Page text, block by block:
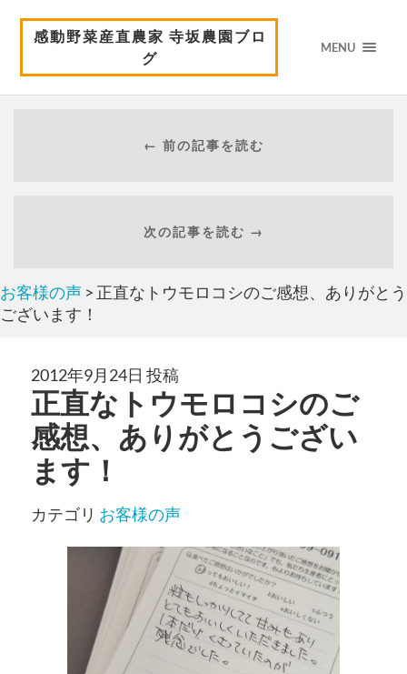
感動野菜産直農家 寺坂農園ブロ
グ
MENU
← 前の記事を読む
次の記事を読む →
お客様の声 > 正直なトウモロコシのご感想、ありがとう
ございます！
2012年9月24日 投稿
正直なトウモロコシのご
感想、ありがとうござい
ます！
カテゴリ お客様の声